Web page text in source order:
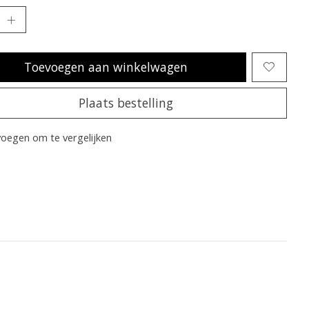
Toevoegen aan winkelwagen
Plaats bestelling
om te vergelijken